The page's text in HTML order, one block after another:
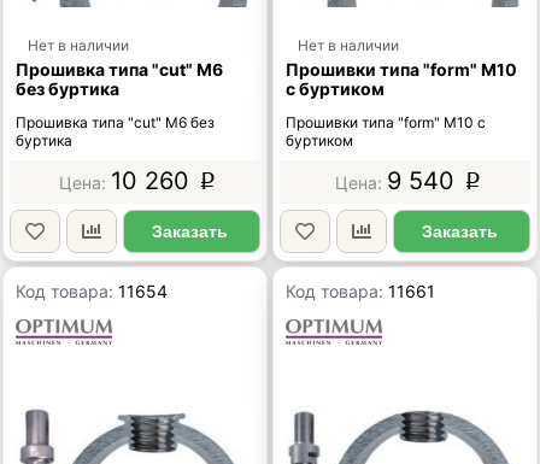
Нет в наличии
Прошивка типа "cut" М6
без буртика
Прошивка типа "cut" М6 без
буртика
10 260 p
Заказать
Нет в наличии
Прошивки типа "form" М10
с буртиком
Прошивки типа "form" М10 с
буртиком
9 540 p
Заказать
Код товара:11654 Код товара:11661